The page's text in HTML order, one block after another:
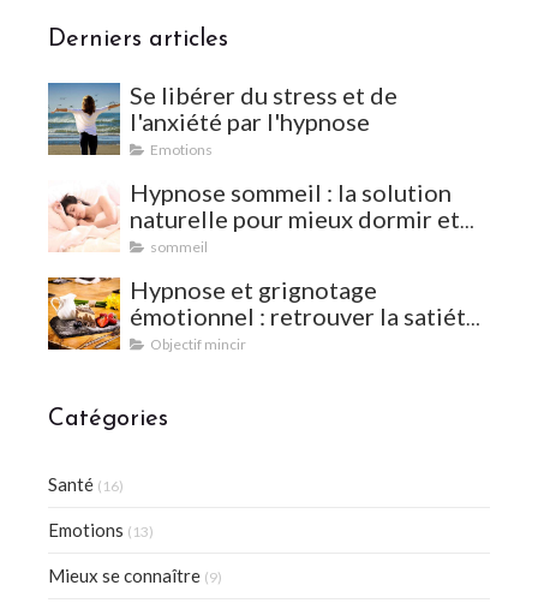
Derniers articles
Se libérer du stress et de
l'anxiété par l'hypnose
Emotions
Hypnose sommeil : la solution
naturelle pour mieux dormir et
vaincre les insomnies
sommeil
Hypnose et grignotage
émotionnel : retrouver la satiété
et l'équilibre
Objectif mincir
Catégories
Santé (16)
Emotions (13)
Mieux se connaître (9)